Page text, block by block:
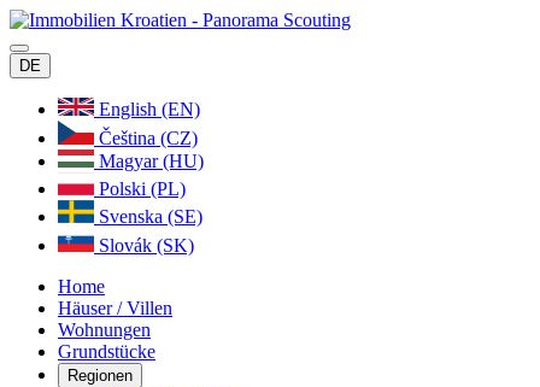
DE
English (EN)
Čeština (CZ)
Magyar (HU)
Polski (PL)
Svenska (SE)
Slovák (SK)
Home
Häuser / Villen
Wohnungen
Grundstücke
Regionen